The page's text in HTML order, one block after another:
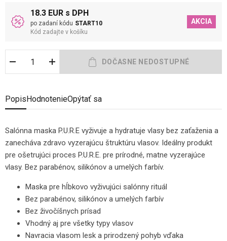
18.3 EUR s DPH
po zadaní kódu START10
Kód zadajte v košíku
AKCIA
Popis HodnotenieOpýtať sa
Salónna maska P.U.R.E vyživuje a hydratuje vlasy bez zaťaženia a
zanecháva zdravo vyzerajúcu štruktúru vlasov. Ideálny produkt
pre ošetrujúci proces P.U.R.E. pre prírodné, matne vyzerajúce
vlasy. Bez parabénov, silikónov a umelých farbív.
Maska pre hĺbkovo vyživujúci salónny rituál
Bez parabénov, silikónov a umelých farbív
Bez živočíšnych prísad
Vhodný aj pre všetky typy vlasov
Navracia vlasom lesk a prirodzený pohyb vďaka